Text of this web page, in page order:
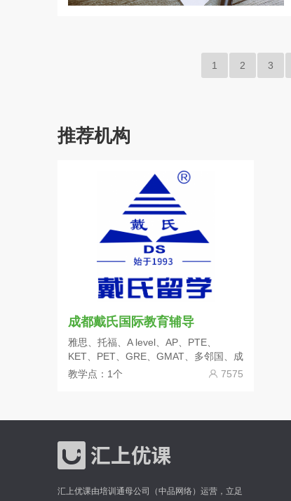
1 2 3
推荐机构
成都戴氏国际教育辅导
雅思、托福、A level、AP、PTE、
KET、PET、GRE、GMAT、多邻国、成
人口语、日语
7575
教学点：1个
汇上优课由培训通母公司（中品网络）运营，立足